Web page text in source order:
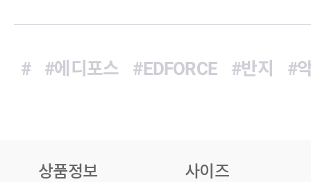
# #에디포스 #EDFORCE #반지 #
상품정보 사이즈